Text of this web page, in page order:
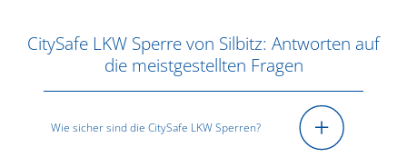
CitySafe LKW Sperre von Silbitz: Antworten auf
die meistgestellten Fragen
Wie sicher sind die CitySafe LKW Sperren?